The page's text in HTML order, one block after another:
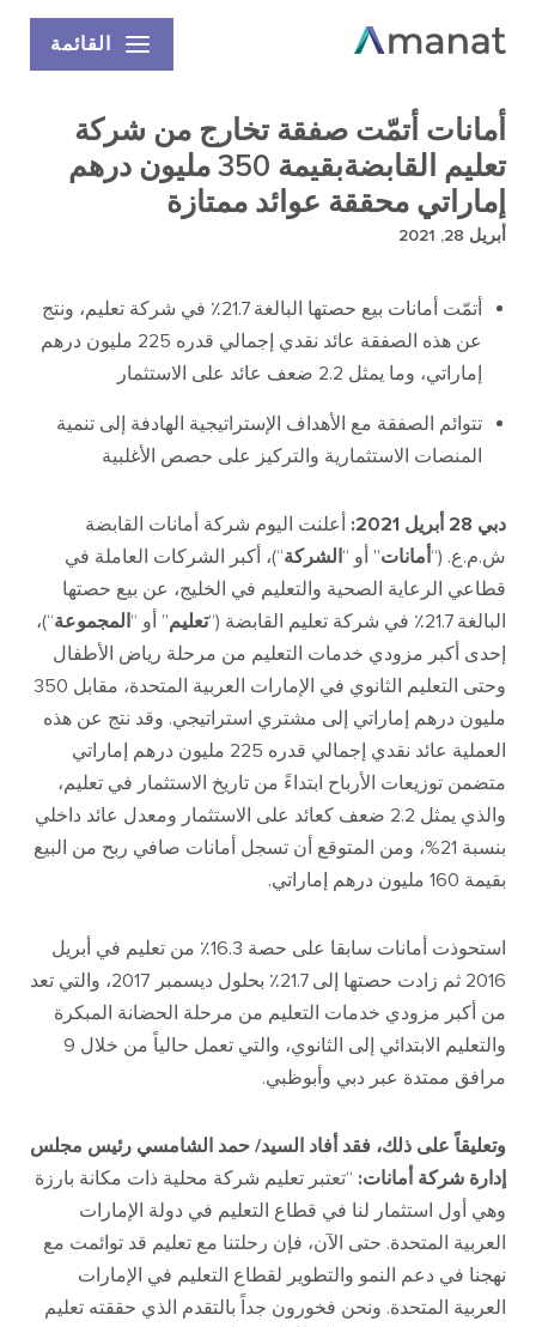
القائمة
أمانات أتمّت صفقة تخارج من شركة
تعليم القابضةبقيمة 350 مليون درهم
إماراتي محققة عوائد ممتازة
أبريل 28, 2021
أتمّت أمانات بيع حصتها البالغة21.7٪ في شركة تعليم، ونتج
عن هذه الصفقة عائد نقدي إجمالي قدره 225 مليون درهم
إماراتي، وما يمثل 2.2 ضعف عائد على الاستثمار
تتوائم الصفقة مع الأهداف الإستراتيجية الهادفة إلى تنمية
المنصات الاستثمارية والتركيز على حصص الأغلبية
دبي 28 أبريل 2021: أعلنت اليوم شركة أمانات القابضة
ش.م.ع. (“أمانات” أو “الشركة“)، أكبر الشركات العاملة في
قطاعي الرعاية الصحية والتعليم في الخليج، عن بيع حصتها
البالغة21.7٪ في شركة تعليم القابضة (“تعليم” أو “المجموعة“)،
إحدى أكبر مزودي خدمات التعليم من مرحلة رياض الأطفال
وحتى التعليم الثانوي في الإمارات العربية المتحدة، مقابل 350
مليون درهم إماراتي إلى مشتري استراتيجي. وقد نتج عن هذه
العملية عائد نقدي إجمالي قدره 225 مليون درهم إماراتي
متضمن توزيعات الأرباح ابتداءً من تاريخ الاستثمار في تعليم،
والذي يمثل 2.2 ضعف كعائد على الاستثمار ومعدل عائد داخلي
بنسبة 21%
، ومن المتوقع أن تسجل أمانات صافي ربح من البيع
بقيمة 160 مليون درهم إماراتي.
استحوذت أمانات سابقا على حصة 16.3٪ من تعليم في أبريل
2016 ثم زادت حصتها إلى21.7٪ بحلول ديسمبر 2017، والتي تعد
من أكبر مزودي خدمات التعليم من مرحلة الحضانة المبكرة
والتعليم الابتدائي إلى الثانوي، والتي تعمل حالياً من خلال 9
مرافق ممتدة عبر دبي وأبوظبي.
وتعليقاً على ذلك، فقد أفاد السيد/ حمد الشامسي رئيس مجلس
إدارة شركة أمانات:
“تعتبر تعليم شركة محلية ذات مكانة بارزة
وهي أول استثمار لنا في قطاع التعليم في دولة الإمارات
العربية المتحدة. حتى الآن، فإن رحلتنا مع تعليم قد توائمت مع
نهجنا في دعم النمو والتطوير لقطاع التعليم في الإمارات
العربية المتحدة. ونحن فخورون جداً بالتقدم الذي حققته تعليم